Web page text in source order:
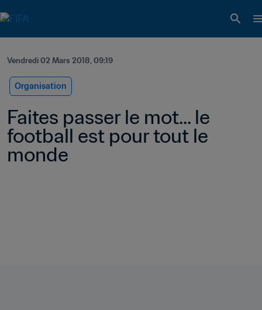
Vendredi 02 Mars 2018, 09:19
Organisation
Faites passer le mot... le
football est pour tout le
monde